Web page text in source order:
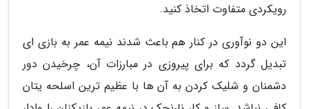
رویکردی متفاوت اتخاذ کنید.
این دو نوآوری در کنار هم باعث شدند نیمه عمر به بازی ای
تبدیل گردد که برای پیروزی در مبارزات آن، چرخیدن دور
دشمنان و شلیک کردن به آن ها با عظیم ترین اسلحه یتان